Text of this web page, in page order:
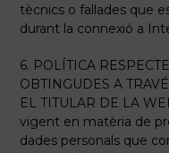
tècnics o fallades que
durant la connexió a
6. POLÍTICA
OBTINGUDES A
EL TITULAR DE LA
vigent en matèria de
dades personals que